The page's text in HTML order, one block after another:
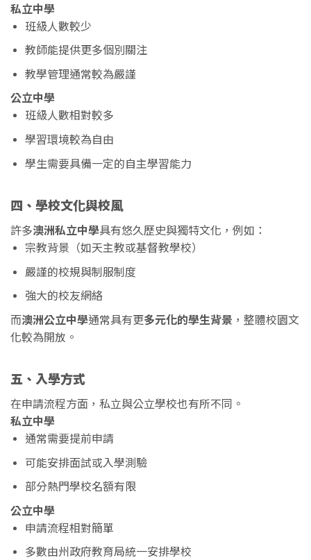
私立中學
班級人數較少
教師能提供更多個別關注
教學管理通常較為嚴謹
公立中學
班級人數相對較多
學習環境較為自由
學生需要具備一定的自主學習能力
四、學校文化與校風
許多澳洲私立中學具有悠久歷史與獨特文化，例如：
宗教背景（如天主教或基督教學校）
嚴謹的校規與制服制度
強大的校友網絡
而澳洲公立中學通常具有更多元化的學生背景 ，整體校園文
化較為開放。
五、入學方式
在申請流程方面，私立與公立學校也有所不同。
私立中學
通常需要提前申請
可能安排面試或入學測驗
部分熱門學校名額有限
公立中學
申請流程相對簡單
多數由州政府教育局統一安排學校